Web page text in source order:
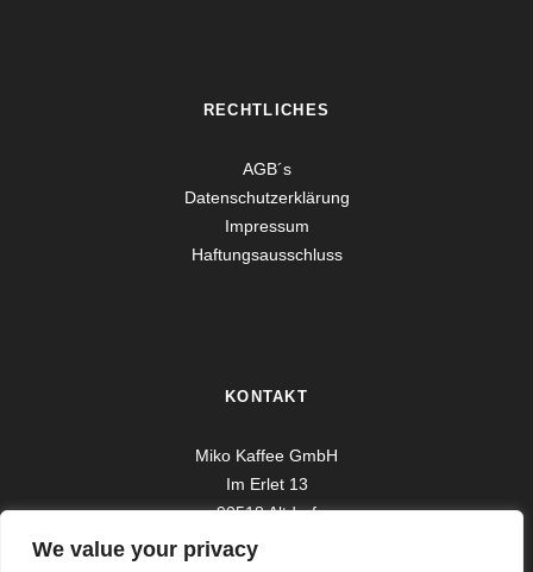
We value your privacy
RECHTLICHES
AGB´s
Datenschutzerklärung
Impressum
Haftungsausschluss
KONTAKT
Miko Kaffee GmbH
Im Erlet 13
90518 Altdorf
Germany